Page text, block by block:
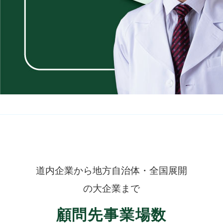
道内企業から地方自治体・全国展開
の大企業まで
顧問先事業場数